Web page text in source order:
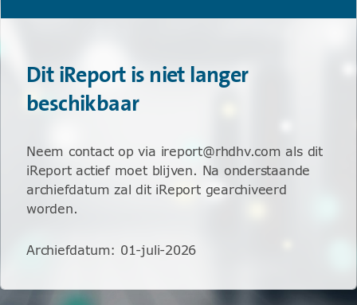
Dit iReport is niet langer
beschikbaar
Neem contact op via ireport@rhdhv.com als dit
iReport actief moet blijven. Na onderstaande
archiefdatum zal dit iReport gearchiveerd
worden.
Archiefdatum: 01-juli-2026